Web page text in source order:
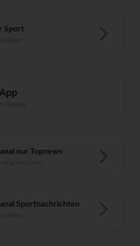
Sport
nur Topnews
Sportnachrichten